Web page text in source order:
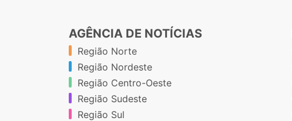
AGÊNCIA DE NOTÍCIAS
Região Norte
Região Nordeste
Região Centro-Oeste
Região Sudeste
Região Sul